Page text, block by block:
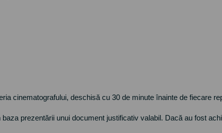
cinematografului, deschisă cu 30 de minute înainte de fiecare
prezentării unui document justificativ valabil. Dacă au fost